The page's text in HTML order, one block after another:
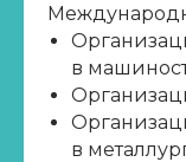
в
в